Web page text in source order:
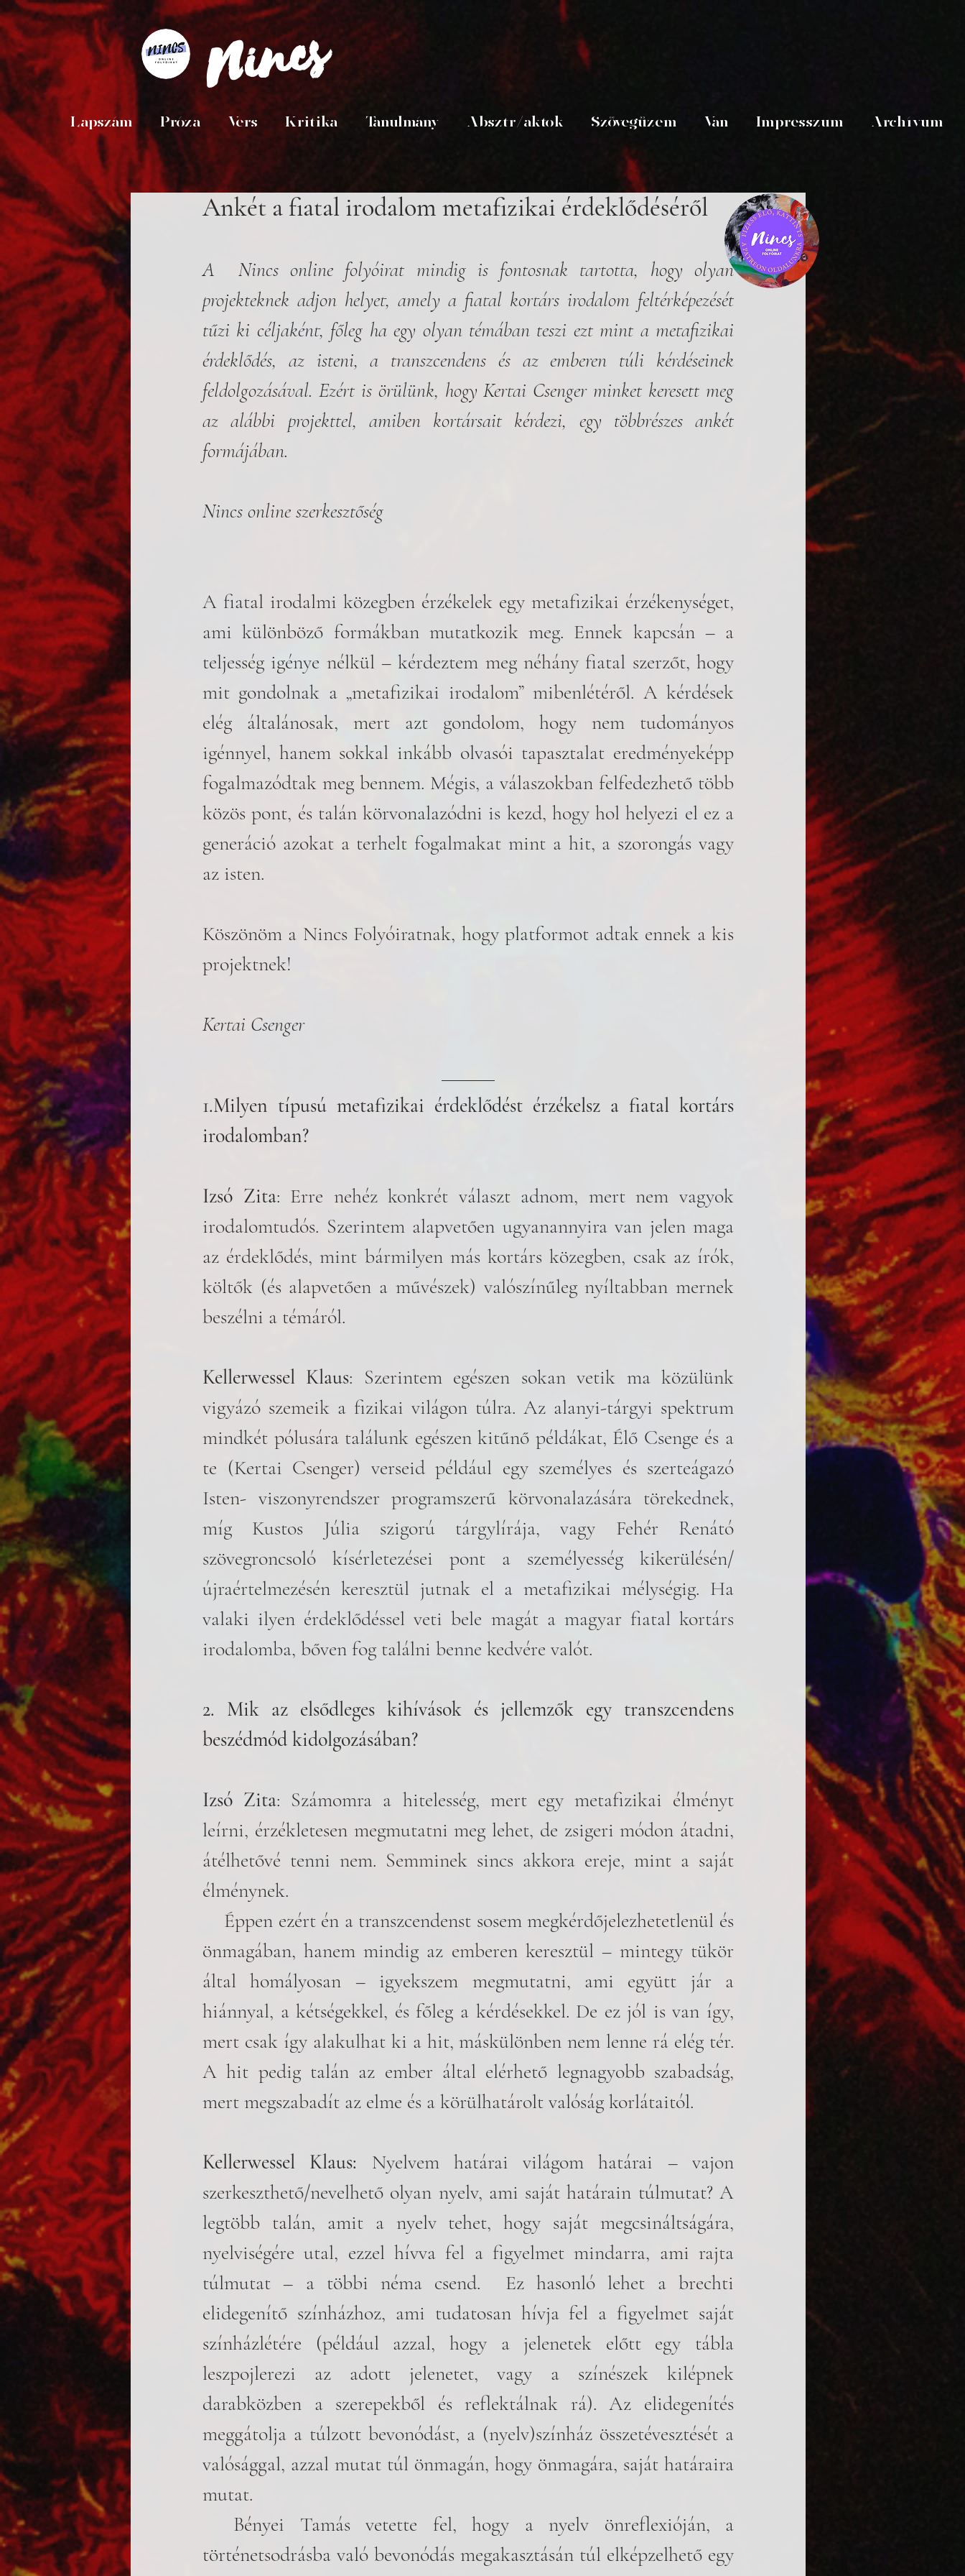
Nincs
Lapszám Próza Vers Kritika Tanulmány Absztr/aktok Szövegüzem Van Impresszum Archívum
Ankét a fiatal irodalom metafizikai érdeklődéséről
A  Nincs online folyóirat mindig is fontosnak tartotta, hogy olyan
projekteknek adjon helyet, amely a fiatal kortárs irodalom feltérképezését
tűzi ki céljaként, főleg ha egy olyan témában teszi ezt mint a metafizikai
érdeklődés, az isteni, a transzcendens és az emberen túli kérdéseinek
feldolgozásával. Ezért is örülünk, hogy Kertai Csenger minket keresett meg
az alábbi projekttel, amiben kortársait kérdezi, egy többrészes ankét
formájában.
Nincs online szerkesztőség
A fiatal irodalmi közegben érzékelek egy metafizikai érzékenységet,
ami különböző formákban mutatkozik meg. Ennek kapcsán – a
teljesség igénye nélkül – kérdeztem meg néhány fiatal szerzőt, hogy
mit gondolnak a „metafizikai irodalom” mibenlétéről. A kérdések
elég általánosak, mert azt gondolom, hogy nem tudományos
igénnyel, hanem sokkal inkább olvasói tapasztalat eredményeképp
fogalmazódtak meg bennem. Mégis, a válaszokban felfedezhető több
közös pont, és talán körvonalazódni is kezd, hogy hol helyezi el ez a
generáció azokat a terhelt fogalmakat mint a hit, a szorongás vagy
az isten.
Köszönöm a Nincs Folyóiratnak, hogy platformot adtak ennek a kis
projektnek!
Kertai Csenger
1.Milyen típusú metafizikai érdeklődést érzékelsz a fiatal kortárs
irodalomban?
Izsó Zita: Erre nehéz konkrét választ adnom, mert nem vagyok
irodalomtudós. Szerintem alapvetően ugyanannyira van jelen maga
az érdeklődés, mint bármilyen más kortárs közegben, csak az írók,
költők (és alapvetően a művészek) valószínűleg nyíltabban mernek
beszélni a témáról.
Kellerwessel Klaus: Szerintem egészen sokan vetik ma közülünk
vigyázó szemeik a fizikai világon túlra. Az alanyi-tárgyi spektrum
mindkét pólusára találunk egészen kitűnő példákat, Élő Csenge és a
te (Kertai Csenger) verseid például egy személyes és szerteágazó
Isten- viszonyrendszer programszerű körvonalazására törekednek,
míg Kustos Júlia szigorú tárgylírája, vagy Fehér Renátó
szövegroncsoló kísérletezései pont a személyesség kikerülésén/
újraértelmezésén keresztül jutnak el a metafizikai mélységig. Ha
valaki ilyen érdeklődéssel veti bele magát a magyar fiatal kortárs
irodalomba, bőven fog találni benne kedvére valót.
2. Mik az elsődleges kihívások és jellemzők egy transzcendens
beszédmód kidolgozásában?
Izsó Zita: Számomra a hitelesség, mert egy metafizikai élményt
leírni, érzékletesen megmutatni meg lehet, de zsigeri módon átadni,
átélhetővé tenni nem. Semminek sincs akkora ereje, mint a saját
élménynek.
önmagában, hanem mindig az emberen keresztül – mintegy tükör
által homályosan – igyekszem megmutatni, ami együtt jár a
hiánnyal, a kétségekkel, és főleg a kérdésekkel. De ez jól is van így,
mert csak így alakulhat ki a hit, máskülönben nem lenne rá elég tér.
A hit pedig talán az ember által elérhető legnagyobb szabadság,
mert megszabadít az elme és a körülhatárolt valóság korlátaitól.
Kellerwessel Klaus: Nyelvem határai világom határai – vajon
szerkeszthető/nevelhető olyan nyelv, ami saját határain túlmutat? A
legtöbb talán, amit a nyelv tehet, hogy saját megcsináltságára,
nyelviségére utal, ezzel hívva fel a figyelmet mindarra, ami rajta
túlmutat – a többi néma csend.  Ez hasonló lehet a brechti
elidegenítő színházhoz, ami tudatosan hívja fel a figyelmet saját
színházlétére (például azzal, hogy a jelenetek előtt egy tábla
leszpojlerezi az adott jelenetet, vagy a színészek kilépnek
darabközben a szerepekből és reflektálnak rá). Az elidegenítés
meggátolja a túlzott bevonódást, a (nyelv)színház összetévesztését a
valósággal, azzal mutat túl önmagán, hogy önmagára, saját határaira
mutat.
történetsodrásba való bevonódás megakasztásán túl elképzelhető egy